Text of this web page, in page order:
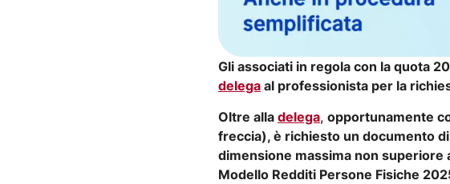
Gli associati in regola con la quota
delega al professionista per la
Oltre alla delega, opportunamente
freccia), è richiesto un documento
dimensione massima non
Modello Redditi Persone Fisiche